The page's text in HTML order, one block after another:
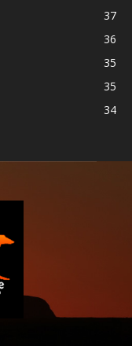
37
36
35
35
34